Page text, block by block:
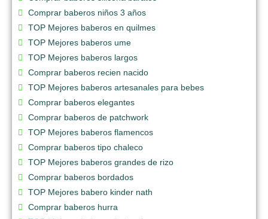
Comprar baberos niños 3 años
TOP Mejores baberos en quilmes
TOP Mejores baberos ume
TOP Mejores baberos largos
Comprar baberos recien nacido
TOP Mejores baberos artesanales para bebes
Comprar baberos elegantes
Comprar baberos de patchwork
TOP Mejores baberos flamencos
Comprar baberos tipo chaleco
TOP Mejores baberos grandes de rizo
Comprar baberos bordados
TOP Mejores babero kinder nath
Comprar baberos hurra